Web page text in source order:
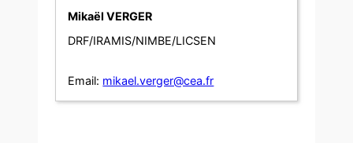
Mikaël VERGER
DRF/IRAMIS/NIMBE/LICSEN
Email: mikael.verger@cea.fr